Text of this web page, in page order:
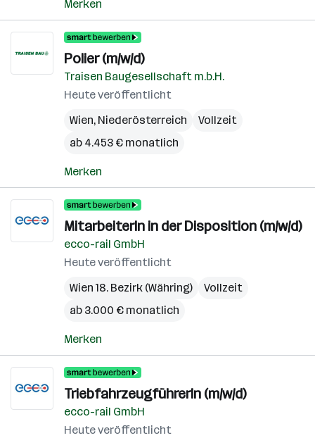
Merken
Polier (m/w/d)
Traisen Baugesellschaft m.b.H.
Heute veröffentlicht
Wien, Niederösterreich
Vollzeit
ab 4.453 € monatlich
Merken
MitarbeiterIn in der Disposition (m/w/d)
ecco-rail GmbH
Heute veröffentlicht
Wien 18. Bezirk (Währing)
Vollzeit
ab 3.000 € monatlich
Merken
TriebfahrzeugführerIn (m/w/d)
ecco-rail GmbH
Heute veröffentlicht